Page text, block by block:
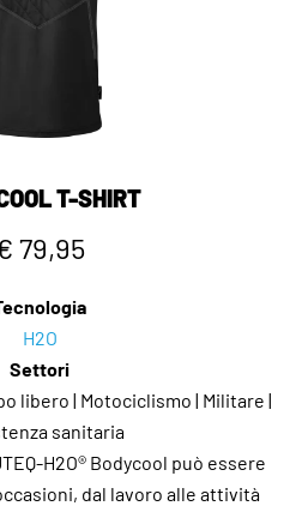
T-SHIRT
79,95
H2O
Settori
libero | Motociclismo | Militare |
sanitaria
H2O® Bodycool può essere
dal lavoro alle attività